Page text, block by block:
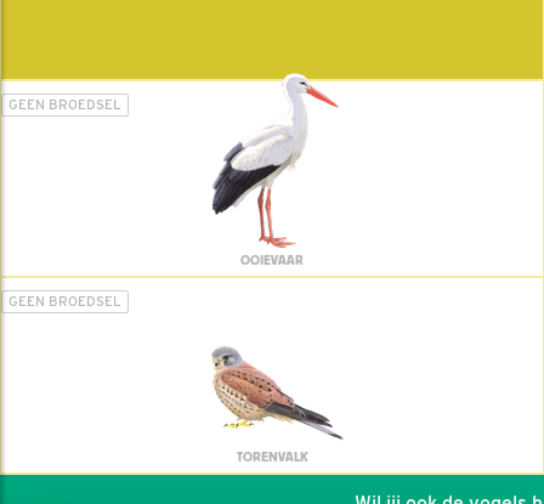
GEEN BROEDSEL
OOIEVAAR
GEEN BROEDSEL
TORENVALK